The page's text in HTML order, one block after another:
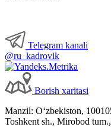
Telegram kanali
@ru_kadrovik
Borish хaritasi
Manzil: Oʻzbekiston,
Toshkent sh., Mirobod